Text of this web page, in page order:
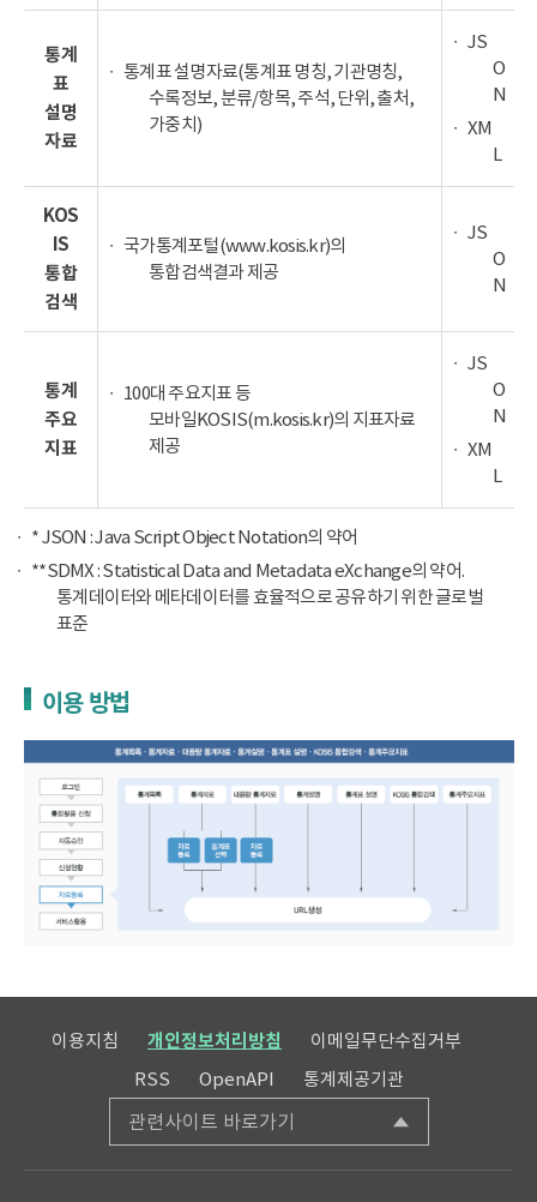
통계
표
설명
자료
통계표 설명자료(통계표 명칭, 기관명칭,
수록정보, 분류/항목, 주석, 단위, 출처,
가중치)
JS
O
N
XM
L
KOS
IS
통합
검색
국가통계포털(www.kosis.kr)의
통합검색결과 제공
JS
O
N
통계
주요
지표
100대 주요지표 등
모바일KOSIS(m.kosis.kr)의 지표자료
제공
JS
O
N
XM
L
* JSON : Java Script Object Notation의 약어
**SDMX : Statistical Data and Metadata eXchange의 약어.
통계데이터와 메타데이터를 효율적으로 공유하기 위한 글로벌
표준
이용 방법
이용지침 개인정보처리방침
이메일무단수집거부
RSS
OpenAPI 통계제공기관
관련사이트 바로가기